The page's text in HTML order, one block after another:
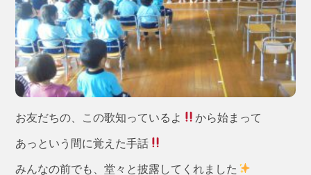
お友だちの、この歌知っているよ から始まって
あっという間に覚えた手話
みんなの前でも、堂々と披露してくれました